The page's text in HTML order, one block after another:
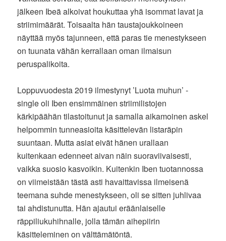
jälkeen Ibeä alkoivat houkuttaa yhä isommat lavat ja
striimimäärät. Toisaalta hän taustajoukkoineen
näyttää myös tajunneen, että paras tie menestykseen
on tuunata vähän kerrallaan oman ilmaisun
peruspalikoita.
Loppuvuodesta 2019 ilmestynyt ’Luota muhun’ -
single oli Iben ensimmäinen striimilistojen
kärkipäähän tilastoitunut ja samalla aikamoinen askel
helpommin tunneasioita käsittelevän listaräpin
suuntaan. Mutta asiat eivät hänen urallaan
kuitenkaan edenneet aivan näin suoraviivaisesti,
vaikka suosio kasvoikin. Kuitenkin Iben tuotannossa
on viimeistään tästä asti havaittavissa ilmeisenä
teemana suhde menestykseen, oli se sitten juhlivaa
tai ahdistunutta. Hän ajautui eräänlaiselle
räppiliukuhihnalle, jolla tämän aihepiirin
käsitteleminen on välttämätöntä.